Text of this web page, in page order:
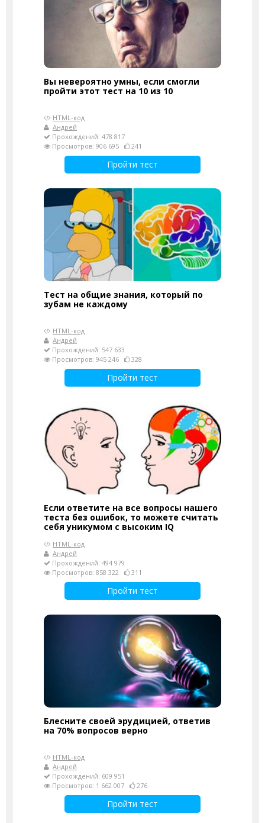
Вы невероятно умны, если смогли
пройти этот тест на 10 из 10
HTML-код
Андрей
Прохождений: 478 817
Просмотров: 906 695
241
Пройти тест
Тест на общие знания, который по
зубам не каждому
HTML-код
Андрей
Прохождений: 547 633
Просмотров: 945 246
328
Пройти тест
Если ответите на все вопросы нашего
теста без ошибок, то можете считать
себя уникумом с высоким IQ
HTML-код
Андрей
Прохождений: 494 979
Просмотров: 858 322
311
Пройти тест
Блесните своей эрудицией, ответив
на 70% вопросов верно
HTML-код
Андрей
Прохождений: 609 951
Просмотров: 1 662 007
276
Пройти тест